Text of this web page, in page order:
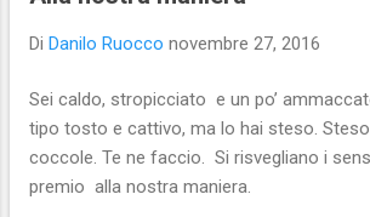
Di Danilo Ruocco novembre 27, 2016
Sei caldo, stropicciato e un po’
tipo tosto e cattivo, ma lo hai steso.
coccole. Te ne faccio. Si risvegliano i
premio alla nostra maniera.